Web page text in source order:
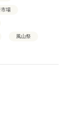
市場
風山祭